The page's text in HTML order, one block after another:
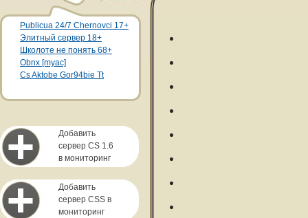
Publicua 24/7 Chernovci 17+
Элитный сервер 18+
Школоте не понять 68+
Obnx [myac]
Cs Aktobe Gor94bie Tt
Добавить
сервер CS 1.6
в мониторинг
Добавить
сервер CSS в
мониторинг